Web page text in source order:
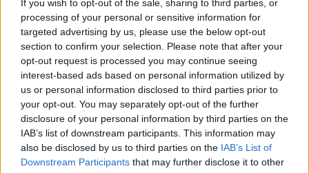
If you wish to opt-out of the sale, sharing to third parties, or
processing of your personal or sensitive information for
targeted advertising by us, please use the below opt-out
section to confirm your selection. Please note that after your
opt-out request is processed you may continue seeing
interest-based ads based on personal information utilized by
us or personal information disclosed to third parties prior to
your opt-out. You may separately opt-out of the further
disclosure of your personal information by third parties on the
IAB’s list of downstream participants. This information may
also be disclosed by us to third parties on the IAB’s List of
Downstream Participants that may further disclose it to other
Biltema!
6570 svar
Senaste inlägget avd-b måndag 21:15iAllmänt
Senaste projektinläggen
Volkswagen Golf MK4 v6 4motion OEM++
med JDM inspiration.
12 svar
Senaste inlägget avStol3n_Identity för 31 minuter sedan
Projekt
Volvo 245 ?Turbo? 40 svar
Senaste inlägget avMarurb1 för 14 timmar sedaniProjekt